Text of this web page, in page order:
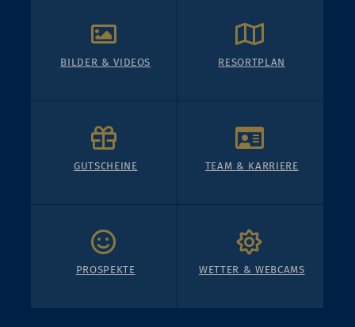
BILDER & VIDEOS RESORTPLAN
GUTSCHEINE TEAM & KARRIERE
PROSPEKTE WETTER & WEBCAMS